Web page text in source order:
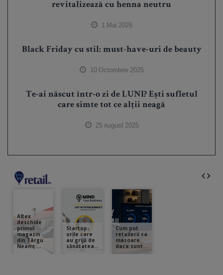
revitalizează cu henna neutru
1 Mai 2026
Black Friday cu stil: must-have-uri de beauty
10 Octombrie 2025
Te-ai născut într-o zi de LUNI? Ești sufletul
care simte tot ce alții neagă
25 August 2025